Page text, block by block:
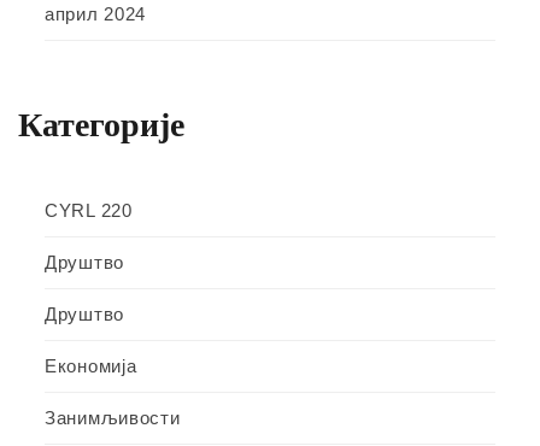
април 2024
Категорије
CYRL 220
Друштво
Друштво
Економија
Занимљивости